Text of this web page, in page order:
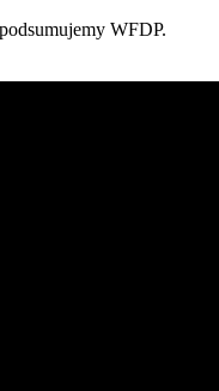
WFDP.